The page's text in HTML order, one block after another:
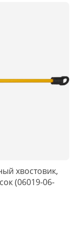
хвостовик,
(06019-06-